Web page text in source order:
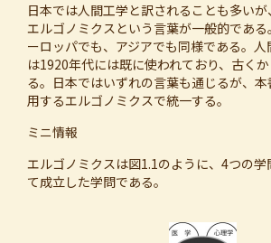
日本では人間工学と訳されることも多い
エルゴノミクスという言葉が一般的である
ーロッパでも、アジアでも同様である。
は1920年代には既に使われており、古く
る。日本ではいずれの言葉も通じるが、
用するエルゴノミクスで統一する。
ミニ情報
エルゴノミクスは図1.1のように、4つの学
て成立した学問である。